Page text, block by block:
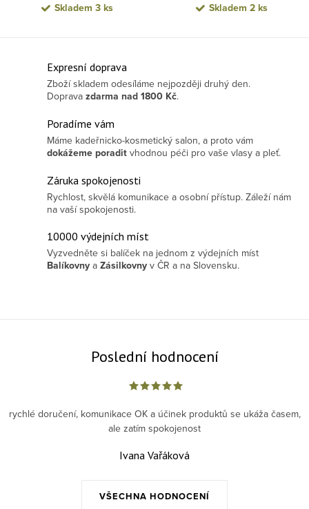
Skladem 3 ks Skladem 2 ks
Ovládací prvky výpisu
Expresní doprava
Zboží skladem odesíláme nejpozději druhý den.
Doprava zdarma nad 1800 Kč.
Poradíme vám
Máme kadeřnicko-kosmetický salon, a proto vám
dokážeme poradit vhodnou péči pro vaše vlasy a pleť.
Záruka spokojenosti
Rychlost, skvělá komunikace a osobní přístup. Záleží nám
na vaší spokojenosti.
10000 výdejních míst
Vyzvedněte si balíček na jednom z výdejních míst
Balíkovny a Zásilkovny v ČR a na Slovensku.
Poslední hodnocení
VŠECHNA HODNOCENÍ
rychlé doručení, komunikace OK a účinek produktů se ukáža časem,
ale zatím spokojenost
Ivana Vařáková